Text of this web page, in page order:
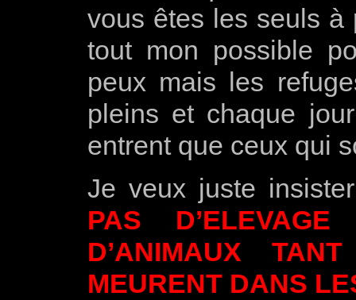
vous êtes les seuls à
tout mon possible
peux mais les
pleins et chaque
entrent que ceux qui
Je veux juste
PAS
D’ANIMAUX
MEURENT DANS